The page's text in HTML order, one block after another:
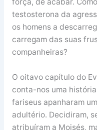
testosterona da
os homens a
carregam das suas
companheiras?
O oitavo capítulo do
conta-nos uma
fariseus apanharam
adultério. Decidiram,
atribuíram a Moisés,